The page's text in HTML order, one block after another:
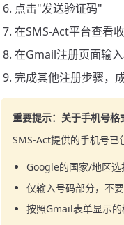
点击"发送验证码"
在SMS-Act平台查看
在Gmail注册页面输
完成其他注册步骤，
重要提示：关于手机号格
SMS-Act提供的手机号已
Google的国家/地区
仅输入号码部分，不
按照Gmail表单显示的